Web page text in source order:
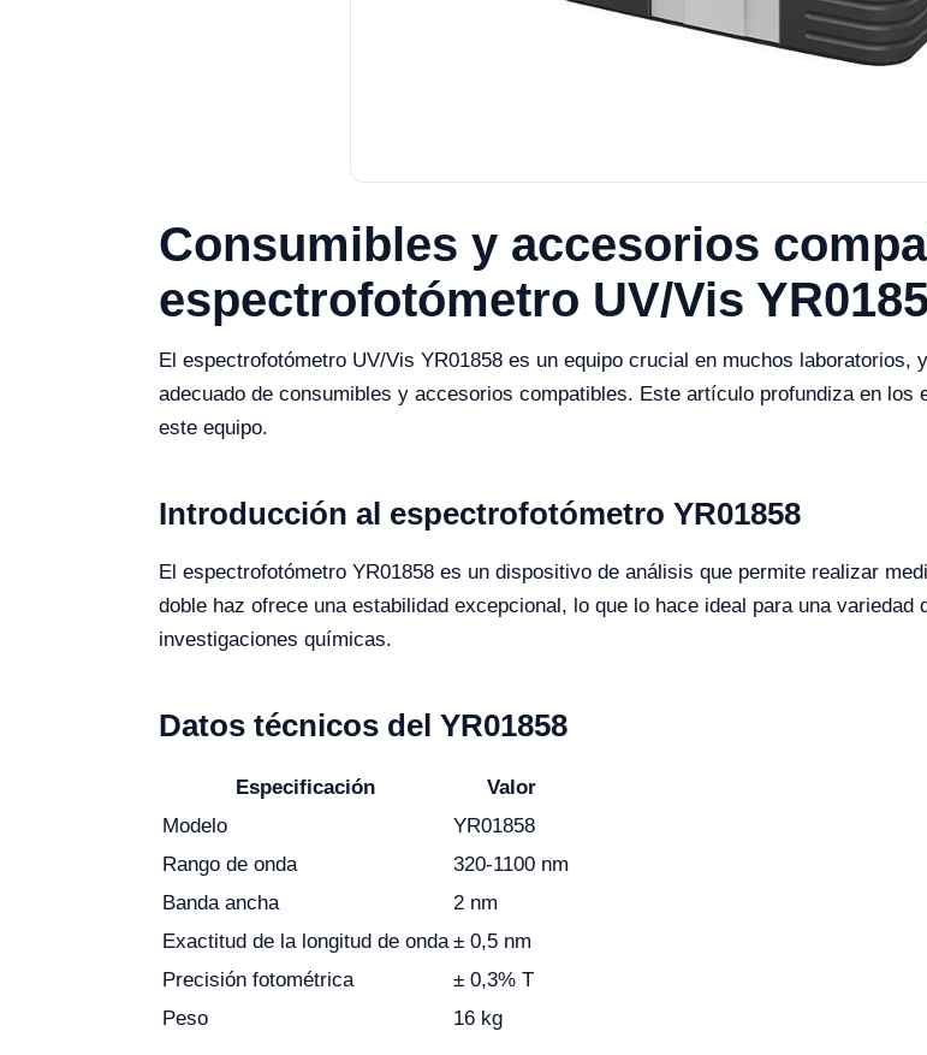
Consumibles y accesorios
espectrofotómetro UV/Vis
El espectrofotómetro UV/Vis YR01858 es un equipo crucial en muchos
adecuado de consumibles y accesorios compatibles. Este artículo profundiza en los
este equipo.
Introducción al espectrofotómetro YR01858
El espectrofotómetro YR01858 es un dispositivo de análisis que permite realizar
doble haz ofrece una estabilidad excepcional, lo que lo hace ideal para una
investigaciones químicas.
Datos técnicos del YR01858
Especificación
Valor
Modelo
YR01858
Rango de onda
320-1100 nm
Banda ancha
2 nm
Exactitud de la longitud de onda ± 0,5 nm
Precisión fotométrica
± 0,3% T
Peso
16 kg